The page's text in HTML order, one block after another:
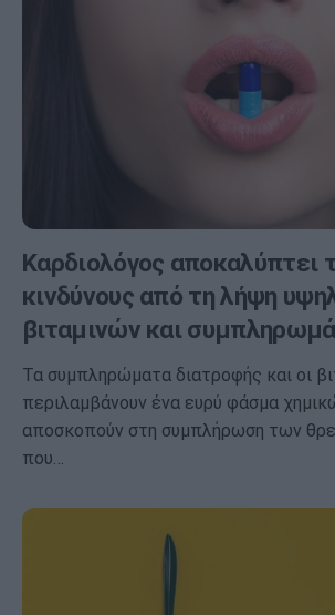
Καρδιολόγος αποκαλύπτει
κινδύνους από τη λήψη
βιταμινών και
Τα συμπληρώματα διατροφής και οι
περιλαμβάνουν ένα ευρύ φάσμα
αποσκοπούν στη συμπλήρωση των
που…